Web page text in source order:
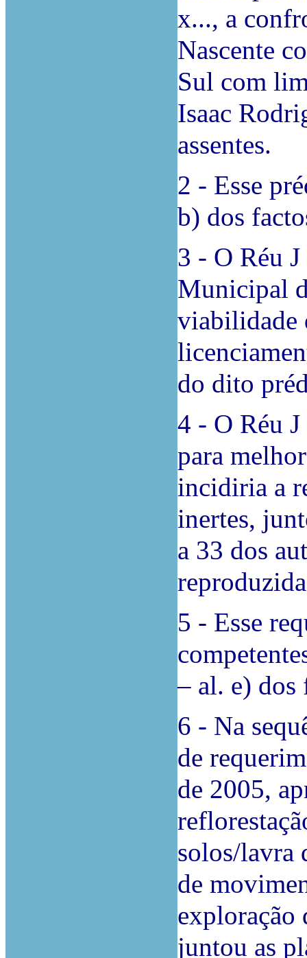
x..., a
Nascente
Sul com
Isaac
assentes.
2 - Esse
b) dos
3 - O Réu
Municipal
viabilidade
do dito
4 - O Réu
para
incidiria a
inertes,
a 33 dos
5 - Esse
– al. e) dos
6 - Na
de
de 2005,
solos/lavra
de
exploração
juntou as